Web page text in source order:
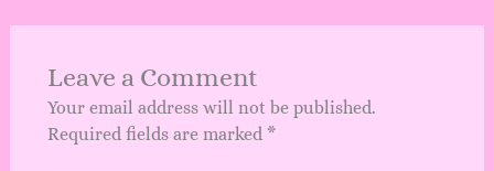
Leave a Comment
Your email address will not be published.
Required fields are marked *